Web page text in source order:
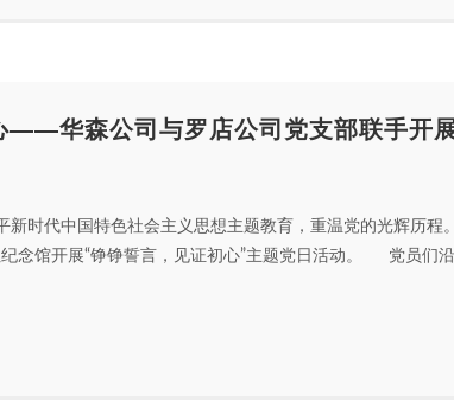
——华森公司与罗店公司党支部联手开
时代中国特色社会主义思想主题教育，重温党的光辉历程
念馆开展“铮铮誓言，见证初心”主题党日活动。 党员们